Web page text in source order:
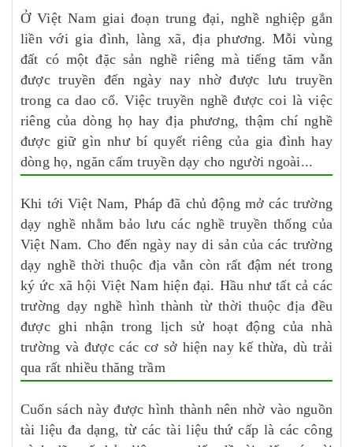
Ở Việt Nam giai đoạn trung đại, nghề nghiệp gắn
liền với gia đình, làng xã, địa phương. Mỗi vùng
đất có một đặc sản nghề riêng mà tiếng tăm vẫn
được truyền đến ngày nay nhờ được lưu truyền
trong ca dao cổ. Việc truyền nghề được coi là việc
riêng của dòng họ hay địa phương, thậm chí nghề
được giữ gìn như bí quyết riêng của gia đình hay
dòng họ, ngăn cấm truyền dạy cho người ngoài...
Khi tới Việt Nam, Pháp đã chủ động mở các trường
dạy nghề nhằm bảo lưu các nghề truyền thống của
Việt Nam. Cho đến ngày nay di sản của các trường
dạy nghề thời thuộc địa vẫn còn rất đậm nét trong
ký ức xã hội Việt Nam hiện đại. Hầu như tất cả các
trường dạy nghề hình thành từ thời thuộc địa đều
được ghi nhận trong lịch sử hoạt động của nhà
trường và được các cơ sở hiện nay kế thừa, dù trải
qua rất nhiều thăng trầm
Cuốn sách này được hình thành nên nhờ vào nguồn
tài liệu đa dạng, từ các tài liệu thứ cấp là các công